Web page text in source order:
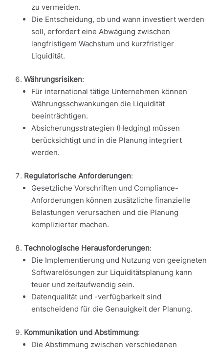
zu vermeiden.
Die Entscheidung, ob und wann investiert werden
soll, erfordert eine Abwägung zwischen
langfristigem Wachstum und kurzfristiger
Liquidität.
Währungsrisiken:
Für international tätige Unternehmen können
Währungsschwankungen die Liquidität
beeinträchtigen.
Absicherungsstrategien (Hedging) müssen
berücksichtigt und in die Planung integriert
werden.
Regulatorische Anforderungen:
Gesetzliche Vorschriften und Compliance-
Anforderungen können zusätzliche finanzielle
Belastungen verursachen und die Planung
komplizierter machen.
Technologische Herausforderungen:
Die Implementierung und Nutzung von geeigneten
Softwarelösungen zur Liquiditätsplanung kann
teuer und zeitaufwendig sein.
Datenqualität und -verfügbarkeit sind
entscheidend für die Genauigkeit der Planung.
Kommunikation und Abstimmung:
Die Abstimmung zwischen verschiedenen